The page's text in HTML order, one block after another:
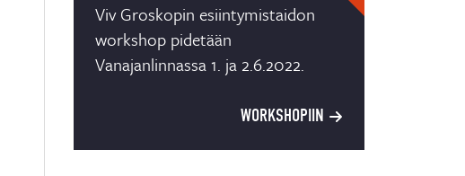
Viv Groskopin esiintymistaidon
workshop pidetään
Vanajanlinnassa 1. ja 2.6.2022.
WORKSHOPIIN